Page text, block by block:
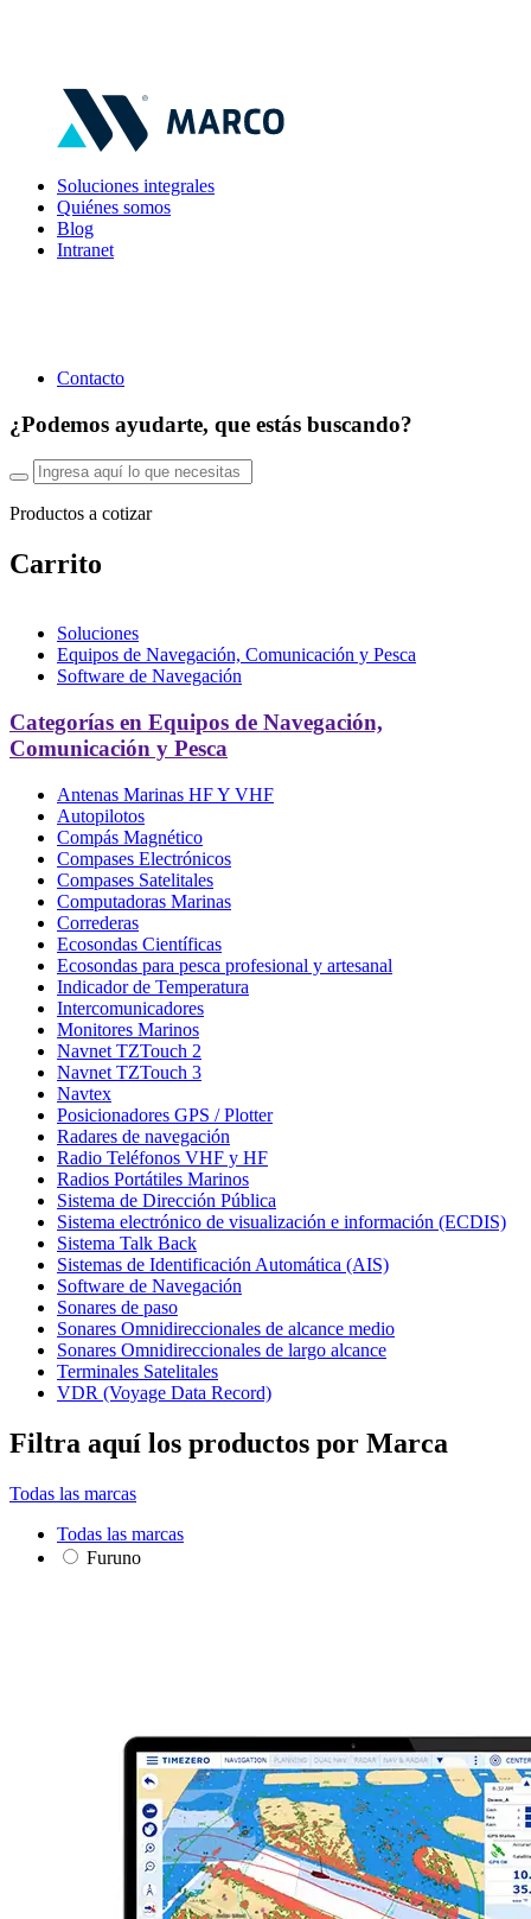
Soluciones integrales
Quiénes somos
Blog
Intranet
Contacto
¿Podemos ayudarte, que estás buscando?
Productos a cotizar
Carrito
Soluciones
Equipos de Navegación, Comunicación y Pesca
Software de Navegación
Categorías en Equipos de Navegación,
Comunicación y Pesca
Antenas Marinas HF Y VHF
Autopilotos
Compás Magnético
Compases Electrónicos
Compases Satelitales
Computadoras Marinas
Correderas
Ecosondas Científicas
Ecosondas para pesca profesional y artesanal
Indicador de Temperatura
Intercomunicadores
Monitores Marinos
Navnet TZTouch 2
Navnet TZTouch 3
Navtex
Posicionadores GPS / Plotter
Radares de navegación
Radio Teléfonos VHF y HF
Radios Portátiles Marinos
Sistema de Dirección Pública
Sistema electrónico de visualización e información (ECDIS)
Sistema Talk Back
Sistemas de Identificación Automática (AIS)
Software de Navegación
Sonares de paso
Sonares Omnidireccionales de alcance medio
Sonares Omnidireccionales de largo alcance
Terminales Satelitales
VDR (Voyage Data Record)
Filtra aquí los productos por Marca
Todas las marcas
Todas las marcas
Furuno